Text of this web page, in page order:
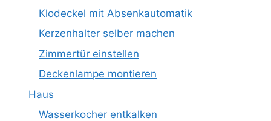
Klodeckel mit Absenkautomatik
Kerzenhalter selber machen
Zimmertür einstellen
Deckenlampe montieren
Haus
Wasserkocher entkalken